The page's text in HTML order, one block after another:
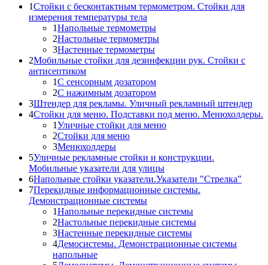
1Стойки с бесконтактным термометром. Стойки для
измерения температуры тела
1Напольные термометры
2Настольные термометры
3Настенные термометры
2Мобильные стойки для дезинфекции рук. Стойки с
антисептиком
1С сенсорным дозатором
2С нажимным дозатором
3Штендер для рекламы. Уличный рекламный штендер
4Стойки для меню. Подставки под меню. Менюхолдеры.
1Уличные стойки для меню
2Стойки для меню
3Менюхолдеры
5Уличные рекламные стойки и конструкции.
Мобильные указатели для улицы
6Напольные стойки указатели.Указатели "Стрелка"
7Перекидные информационные системы.
Демонстрационные системы
1Напольные перекидные системы
2Настольные перекидные системы
3Настенные перекидные системы
4Демосистемы. Демонстрационные системы
напольные